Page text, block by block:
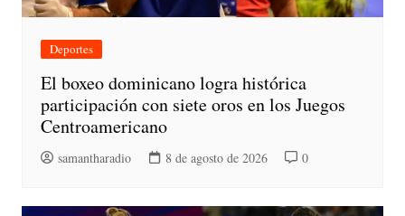
Deportes
El boxeo dominicano logra histórica
participación con siete oros en los Juegos
Centroamericano
samantharadio 8 de agosto de 2026 0